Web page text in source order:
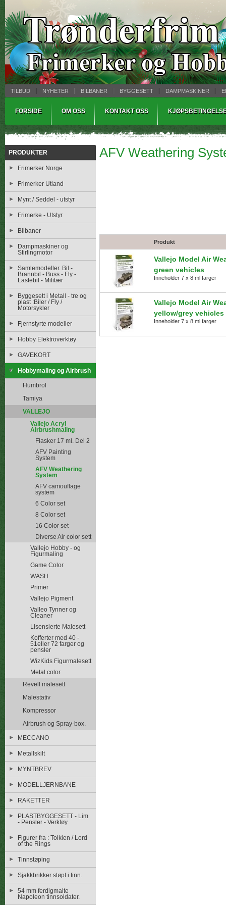
TILBUD NYHETER BILBANER BYGGESETT DAMPMASKINER
FORSIDE OM OSS KONTAKT OSS
PRODUKTER
Frimerker Norge
Frimerker Utland
Mynt / Seddel - utstyr
Frimerke - Utstyr
Bilbaner
Dampmaskiner og
Stirlingmotor
Samlemodeller. Bil -
Brannbil - Buss - Fly -
Lastebil - Militær
Byggesett i Metall - tre og
plast :Biler / Fly /
Motorsykler
Fjernstyrte modeller
Hobby Elektroverktøy
GAVEKORT
Hobbymaling og Airbrush
Humbrol
Tamiya
VALLEJO
Vallejo Acryl
Airbrushmaling
Flasker 17 ml. Del 2
AFV Painting
System
AFV Weathering
System
AFV camouflage
system
6 Color set
8 Color set
16 Color set
Diverse Air color sett
Vallejo Hobby - og
Figurmaling
Game Color
WASH
Primer
Vallejo Pigment
Valleo Tynner og
Cleaner
Lisensierte Malesett
Kofferter med 40 -
51eller 72 farger og
pensler
WizKids Figurmalesett
Metal color
Revell malesett
Malestativ
Kompressor
Airbrush og Spray-box.
MECCANO
Metallskilt
MYNTBREV
MODELLJERNBANE
RAKETTER
PLASTBYGGESETT - Lim
- Pensler - Verktøy
Figurer fra : Tolkien / Lord
of the Rings
Tinnstøping
Sjakkbrikker støpt i tinn.
54 mm ferdigmalte
Napoleon tinnsoldater.
AFV Weathering
Produkt
Vallejo Model Air
green vehicles
Inneholder 7 x 8 ml farger
Vallejo Model Air
yellow/grey vehicles
Inneholder 7 x 8 ml farger